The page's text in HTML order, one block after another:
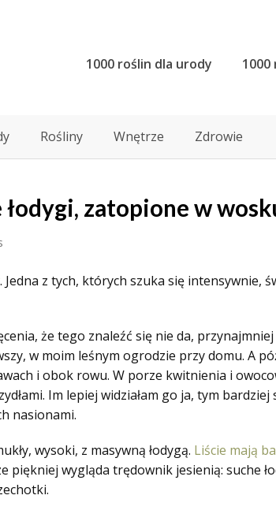
1000 roślin dla urody 1000
Rośliny Wnętrze Zdrowie
zatopione w
Jedna z tych, których szuka się intensywnie,
że tego znaleźć się nie da,
w moim leśnym ogrodzie przy domu. A
i obok rowu. W porze kwitnienia i
Im lepiej widziałam go ja, tym
nasionami.
wysoki, z masywną łodygą. Liście mają
piękniej wygląda trędownik jesienią: suche